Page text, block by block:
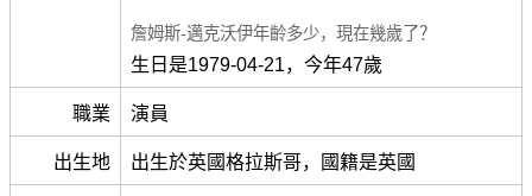
詹姆斯-邁克沃伊年齡多少，現在幾歲了？
生日是1979-04-21，今年47歲
職業 演員
出生地 出生於英國格拉斯哥，國籍是英國